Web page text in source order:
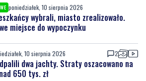
poniedziałek, 10 sierpnia 2026
wybrali, miasto zrealizowało.
miejsce do wypoczynku
10 sierpnia 2026 2
dwa jachty. Straty oszacowano na
650 tys. zł